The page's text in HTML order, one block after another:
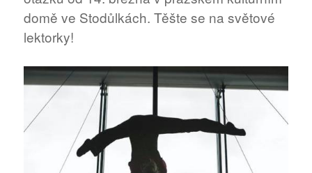
domě ve Stodůlkách. Těšte se na světové
lektorky!